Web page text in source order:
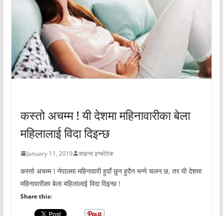
कस्तो अचम्म ! यी देशमा महिनावारीका बेला
महिलालाई विदा दिइन्छ
January 11, 2019 साइन्स इन्फोटेक
कस्तो अचम्म ! नेपालमा महिनावारी हुदाँ छुन हुदैन भन्ने चलन छ, तर यी देशमा
महिनावारीका बेला महिलालाई विदा दिइन्छ !
Share this: